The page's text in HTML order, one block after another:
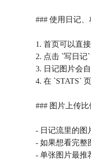
### 使用日记
1. 首页可以直
2. 点击 `写日记
3. 日记图片会
4. 在 `STATS`
### 图片上传比
- 日记流里的图
- 如果想看完整
- 单张图片最推